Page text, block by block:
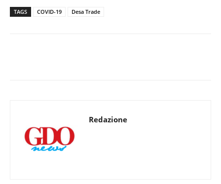
TAGS COVID-19 Desa Trade
Redazione